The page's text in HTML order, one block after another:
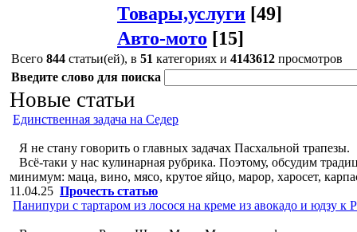
Товары,услуги [49]
Авто-мото [15]
Всего 844 статьи(ей), в 51 категориях и 4143612 просмотров
Введите слово для поиска
Новые статьи
Единственная задача на Седер
Я не стану говорить о главных задачах Пасхальной трапезы.
Всё-таки у нас кулинарная рубрика. Поэтому, обсудим
минимум: маца, вино, мясо, крутое яйцо, марор, харосет,
11.04.25 Прочесть статью
Панипури с тартаром из лосося на креме из авокадо и юдзу